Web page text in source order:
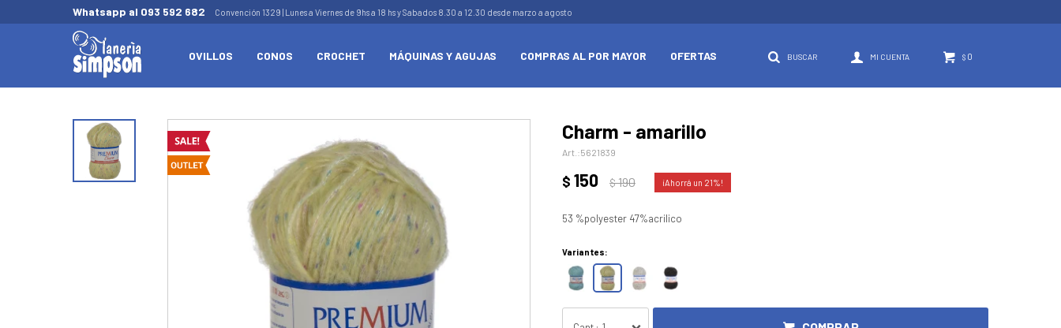
OVILLOS CONOS CROCHET MÁQUINAS Y AGUJAS COMPRAS AL POR MAYOR OFERTAS $ 0
Whatsapp al 093 592 682 Convención 1329 | Lunes a Viernes de 9hs a 18 hs y Sabados 8.30 a 12.30 desde marzo a agosto
Charm - amarillo
5621839
$ 150 $190 21
53 %polyester 47%acrilico
Variantes: